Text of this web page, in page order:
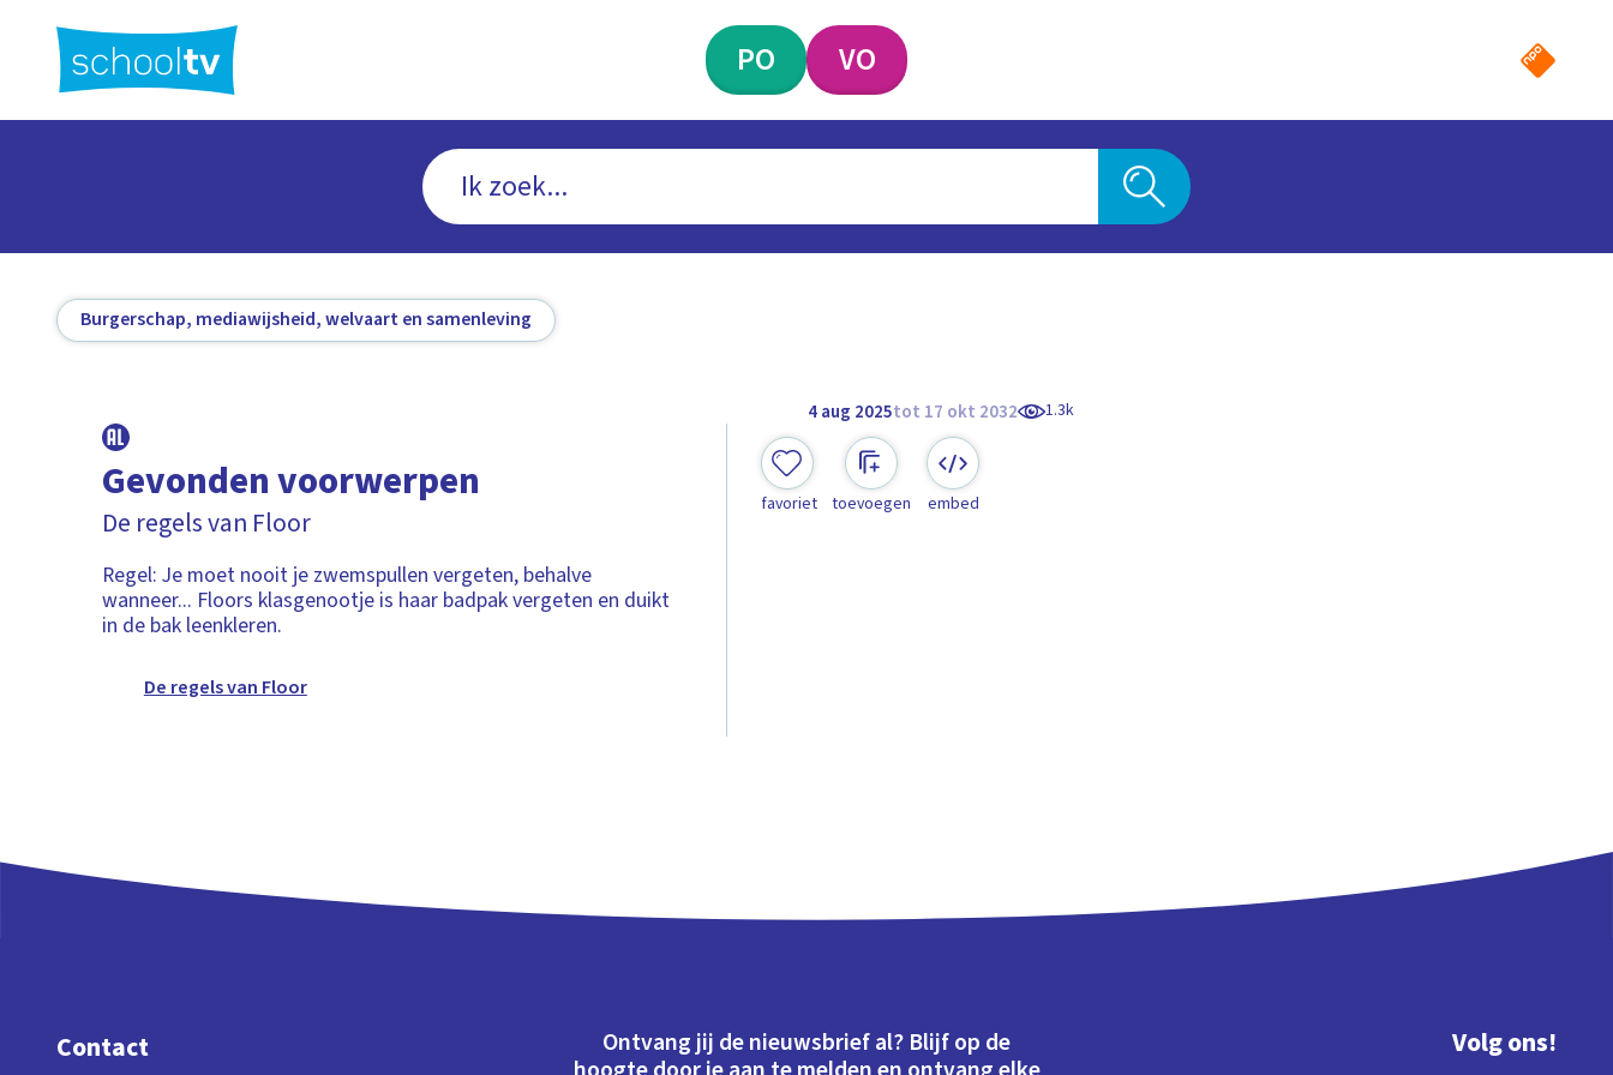
hoofdinhoud
PO VO
Burgerschap, mediawijsheid, welvaart en samenleving
4 aug 2025tot 17 okt 2032 1.3k
Gevonden voorwerpen
De regels van Floor
Regel: Je moet nooit je zwemspullen vergeten, behalve
wanneer... Floors klasgenootje is haar badpak vergeten en duikt
in de bak leenkleren.
De regels van Floor
favoriet toevoegen embed
Contact
Ontvang jij de nieuwsbrief al? Blijf op de
Volg ons!